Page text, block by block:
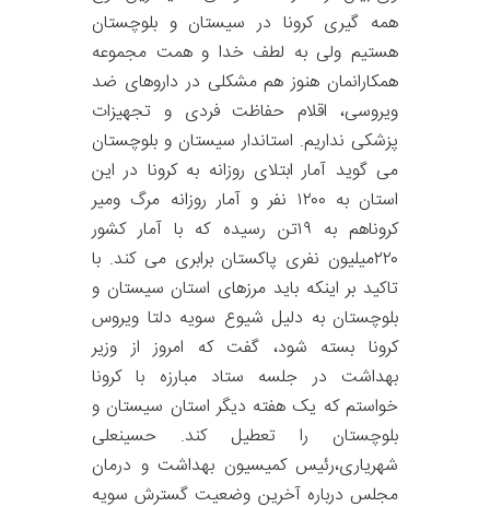
همه گیری کرونا در سیستان و بلوچستان
هستیم ولی به لطف خدا و همت مجموعه
همکارانمان هنوز هم مشکلی در داروهای ضد
ویروسی، اقلام حفاظت فردی و تجهیزات
پزشکی نداریم. استاندار سیستان و بلوچستان
می گوید آمار ابتلای روزانه به کرونا در این
استان به ۱۲۰۰ نفر و آمار روزانه مرگ ومیر
کروناهم به ۱۹تن رسیده که با آمار کشور
۲۲۰میلیون نفری پاکستان برابری می کند. با
تاکید بر اینکه باید مرزهای استان سیستان و
بلوچستان به دلیل شیوع سویه دلتا ویروس
کرونا بسته شود، گفت که امروز از وزیر
بهداشت در جلسه ستاد مبارزه با کرونا
خواستم که یک هفته دیگر استان سیستان و
بلوچستان را تعطیل کند. حسینعلی
شهریاری،رئیس کمیسیون بهداشت و درمان
مجلس درباره آخرین وضعیت گسترش سویه